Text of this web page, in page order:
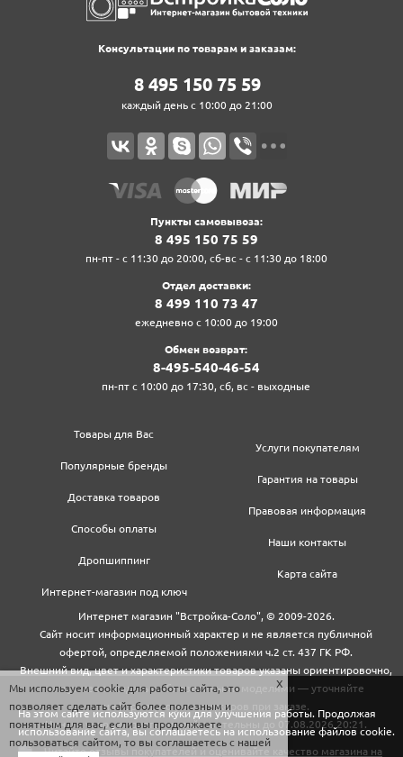
Консультации по товарам и заказам:
8‍ 4‍9‍5‍ 1‍5‍0‍ 7‍5‍ 5‍9‍
каждый день с 10:00 до 21:00
Пункты самовывоза:
8‍ 4‍9‍5‍ 1‍5‍0‍ 7‍5‍ 5‍9‍
пн-пт - с 11:30 до 20:00, сб-вс - с 11:30 до 18:00
Отдел доставки:
8‍ 4‍9‍9‍ 1‍1‍0‍ 7‍3‍ 4‍7‍
ежедневно с 10:00 до 19:00
Обмен возврат:
8‍-4‍9‍5‍-5‍4‍0‍-4‍6‍-5‍4‍
пн-пт с 10:00 до 17:30, сб, вс - выходные
Товары для Вас
Популярные бренды
Доставка товаров
Способы оплаты
Дропшиппинг
Интернет-магазин под ключ
Услуги покупателям
Гарантия на товары
Правовая информация
Наши контакты
Карта сайта
Интернет магазин "Встройка-Соло", © 2009-2026.
Сайт носит информационный характер и не является публичной
офертой, определяемой положениями ч.2 ст. 437 ГК РФ.
Внешний вид, цвет и характеристики товаров указаны ориентировочно,
могут не совпадать с обновленными моделями — уточняйте
информацию у менеджеров при заказе.
Цены и условия доставки действительны до 07.08.2026 20:21.
На этом сайте используются куки для улучшения работы. Продолжая
использование сайта, вы соглашаетесь на использование файлов cookie.
Мы используем cookie для работы сайта, это
позволяет сделать сайт более полезным и
понятным для вас, если вы продолжаете
пользоваться сайтом, то вы соглашаетесь с нашей